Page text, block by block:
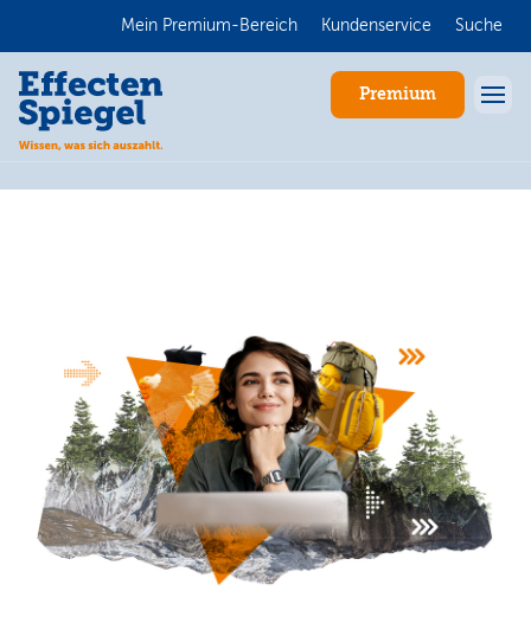
Mein Premium-Bereich Kundenservice Suche
Premium
Anmelden